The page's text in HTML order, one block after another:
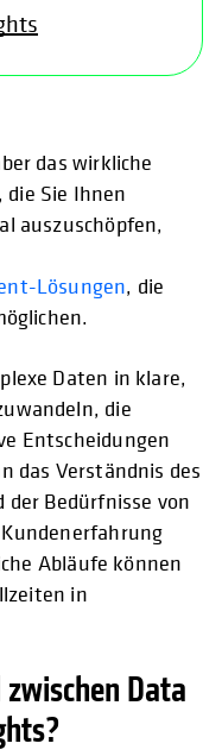
das wirkliche
Sie Ihnen
auszuschöpfen,
Lösungen, die
Daten in klare,
die
Entscheidungen
das Verständnis des
Bedürfnisse von
Abläufe können
in
Data